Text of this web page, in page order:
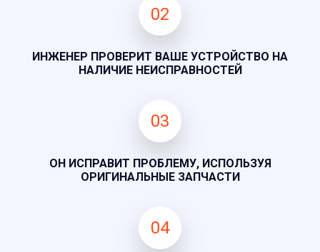
02
ИНЖЕНЕР ПРОВЕРИТ ВАШЕ УСТРОЙСТВО НА
НАЛИЧИЕ НЕИСПРАВНОСТЕЙ
03
ОН ИСПРАВИТ ПРОБЛЕМУ, ИСПОЛЬЗУЯ
ОРИГИНАЛЬНЫЕ ЗАПЧАСТИ
04